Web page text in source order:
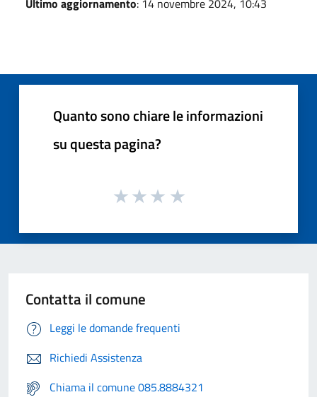
Quanto sono chiare le informazioni
su questa pagina?
Contatta il comune
Leggi le domande frequenti
Richiedi Assistenza
Chiama il comune 085.8884321